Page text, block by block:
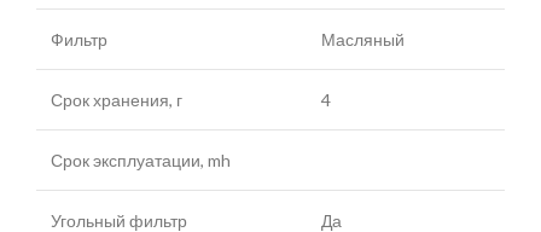
Фильтр Масляный
Срок хранения, г 4
Срок эксплуатации, mh
Угольный фильтр Да